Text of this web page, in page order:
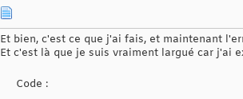
Et bien, c'est ce que j'ai fais, et maintenant
Et c'est là que je suis vraiment largué car j'ai
Code :